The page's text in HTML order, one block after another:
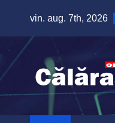
content
vin. aug. 7th, 2026